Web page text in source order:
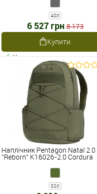
40л
6 527 грн 8 173
Купити
Наявне
Наплічник Pentagon Natal 2.0
''Reborn'' K16026-2.0 Cordura
32л